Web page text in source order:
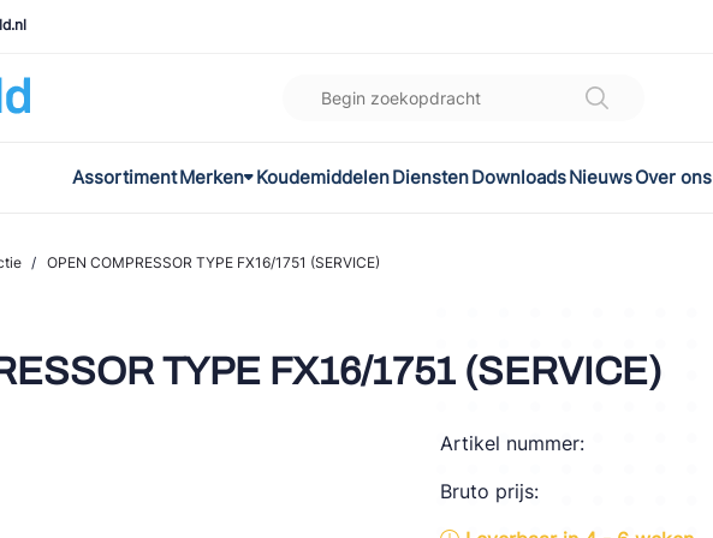
AssortimentMerken
Castel
AWA
KoudemiddelenDienstenDownloadsNieuwsOver ons
/ OPEN COMPRESSOR TYPE FX16/1751 (SERVICE)
TYPE FX16/1751 (SERVICE)
Artikel nummer:
Bruto prijs: